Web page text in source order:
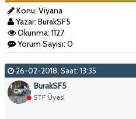
Konu: Viyana
Yazar: BurakSF5
Okunma: 1127
Yorum Sayısı: 0
26-02-2018, Saat: 13:35
BurakSF5
STF Üyesi